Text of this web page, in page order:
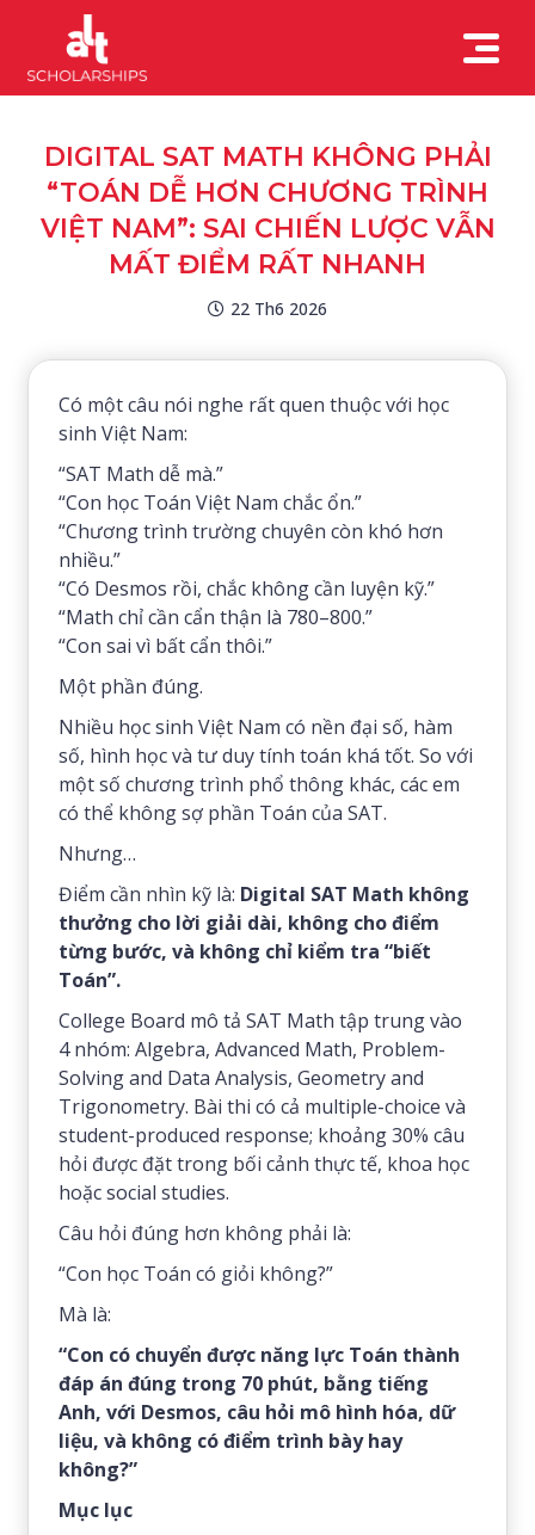
DIGITAL SAT MATH KHÔNG PHẢI
“TOÁN DỄ HƠN CHƯƠNG TRÌNH
VIỆT NAM”: SAI CHIẾN LƯỢC VẪN
MẤT ĐIỂM RẤT NHANH
22 Th6 2026
Có một câu nói nghe rất quen thuộc với học
sinh Việt Nam:
“SAT Math dễ mà.”
“Con học Toán Việt Nam chắc ổn.”
“Chương trình trường chuyên còn khó hơn
nhiều.”
“Có Desmos rồi, chắc không cần luyện kỹ.”
“Math chỉ cần cẩn thận là 780–800.”
“Con sai vì bất cẩn thôi.”
Một phần đúng.
Nhiều học sinh Việt Nam có nền đại số, hàm
số, hình học và tư duy tính toán khá tốt. So với
một số chương trình phổ thông khác, các em
có thể không sợ phần Toán của SAT.
Nhưng…
Điểm cần nhìn kỹ là: Digital SAT Math không
thưởng cho lời giải dài, không cho điểm
từng bước, và không chỉ kiểm tra “biết
Toán”.
College Board mô tả SAT Math tập trung vào
4 nhóm: Algebra, Advanced Math, Problem-
Solving and Data Analysis, Geometry and
Trigonometry. Bài thi có cả multiple-choice và
student-produced response; khoảng 30% câu
hỏi được đặt trong bối cảnh thực tế, khoa học
hoặc social studies.
Câu hỏi đúng hơn không phải là:
“Con học Toán có giỏi không?”
Mà là:
“Con có chuyển được năng lực Toán thành
đáp án đúng trong 70 phút, bằng tiếng
Anh, với Desmos, câu hỏi mô hình hóa, dữ
liệu, và không có điểm trình bày hay
không?”
Mục lục